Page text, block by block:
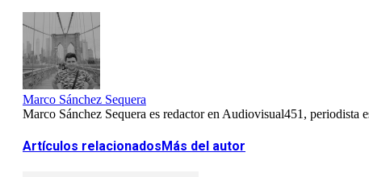
Marco Sánchez Sequera
Marco Sánchez Sequera es redactor en Audiovisual451,
Artículos relacionados Más del autor